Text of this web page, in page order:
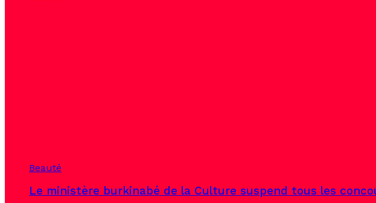
Beauté
Le ministère burkinabé de la Culture suspend tous les